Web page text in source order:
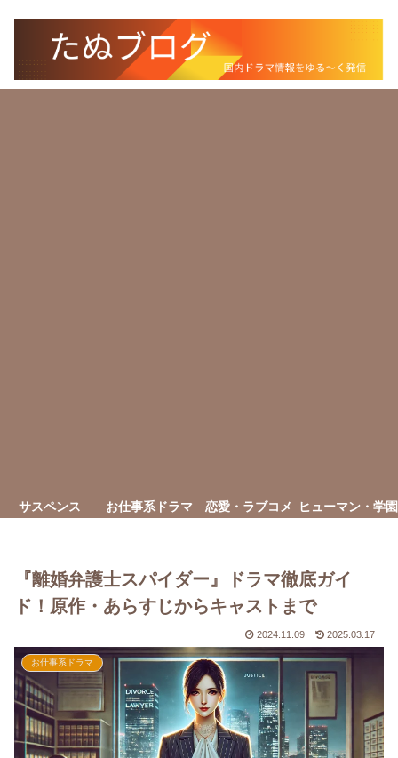
サスペンス お仕事系ドラマ 恋愛・ラブコメ ヒューマン・学園
『離婚弁護士スパイダー』ドラマ徹底ガイ
ド！原作・あらすじからキャストまで
2024.11.09 2025.03.17
お仕事系ドラマ